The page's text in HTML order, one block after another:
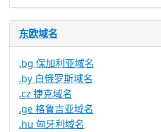
东欧域名
.bg 保加利亚域名
.by 白俄罗斯域名
.cz 捷克域名
.ge 格鲁吉亚域名
.hu 匈牙利域名